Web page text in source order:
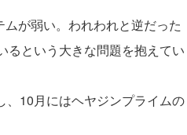
が弱い。われわれと逆だった
るという大きな問題を抱えてい
10月にはヘヤジンプライムの